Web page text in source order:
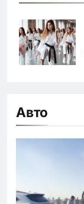
Авто